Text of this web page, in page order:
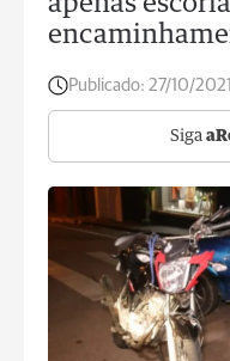
Publicado: 27/10/
Siga